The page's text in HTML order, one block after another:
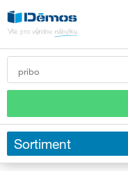
Sortiment